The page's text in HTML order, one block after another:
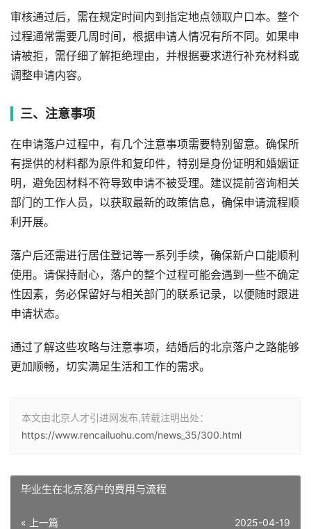
审核通过后，需在规定时间内到指定地点领取户口本。整个
过程通常需要几周时间，根据申请人情况有所不同。如果申
请被拒，需仔细了解拒绝理由，并根据要求进行补充材料或
调整申请内容。
三、注意事项
在申请落户过程中，有几个注意事项需要特别留意。确保所
有提供的材料都为原件和复印件，特别是身份证明和婚姻证
明，避免因材料不符导致申请不被受理。建议提前咨询相关
部门的工作人员，以获取最新的政策信息，确保申请流程顺
利开展。
落户后还需进行居住登记等一系列手续，确保新户口能顺利
使用。请保持耐心，落户的整个过程可能会遇到一些不确定
性因素，务必保留好与相关部门的联系记录，以便随时跟进
申请状态。
通过了解这些攻略与注意事项，结婚后的北京落户之路能够
更加顺畅，切实满足生活和工作的需求。
本文由北京人才引进网发布,转载注明出处：
https://www.rencailuohu.com/news_35/300.html
毕业生在北京落户的费用与流程
« 上一篇 2025-04-19